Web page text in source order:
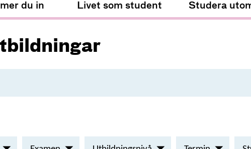
du in Livet som student Studera